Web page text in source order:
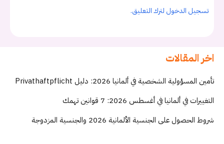
تسجيل الدخول لترك التعليق.
اخر المقالات
تأمين المسؤولية الشخصية في ألمانيا 2026: دليل Privathaftpflicht
التغييرات في ألمانيا في أغسطس 2026: 7 قوانين تهمك
شروط الحصول على الجنسية الألمانية 2026 والجنسية المزدوجة